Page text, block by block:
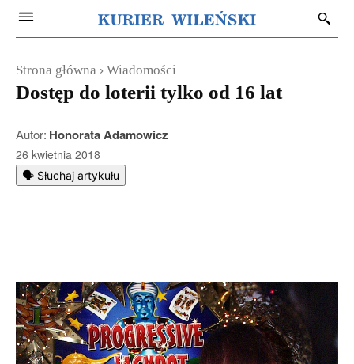
Strona główna Wiadomości
Dostęp do loterii tylko od 16 lat
Autor: Honorata Adamowicz
26 kwietnia 2018
🗣️ Słuchaj artykułu